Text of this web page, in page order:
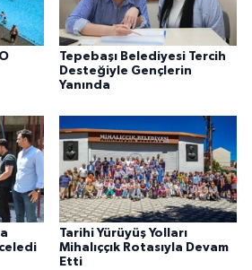
Tepebaşı Belediyesi Tercih
Desteğiyle Gençlerin
Yanında
Tarihi Yürüyüş Yolları
Mihalıççık Rotasıyla Devam
Etti